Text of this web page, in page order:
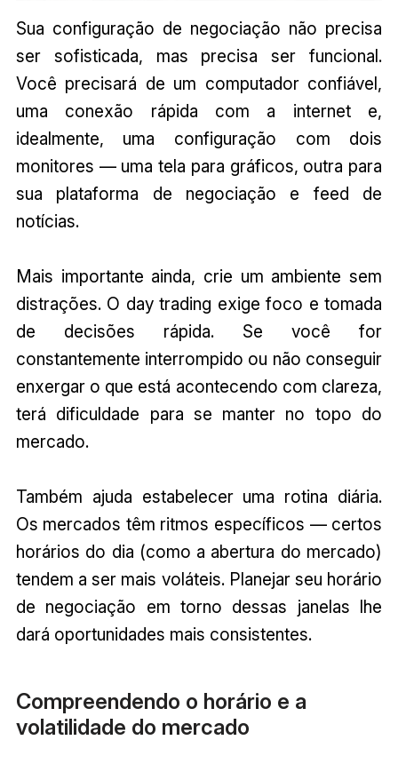
Sua configuração de negociação não precisa
ser sofisticada, mas precisa ser funcional.
Você precisará de um computador confiável,
uma conexão rápida com a internet e,
idealmente, uma configuração com dois
monitores — uma tela para gráficos, outra para
sua plataforma de negociação e feed de
notícias.
Mais importante ainda, crie um ambiente sem
distrações. O day trading exige foco e tomada
de decisões rápida. Se você for
constantemente interrompido ou não conseguir
enxergar o que está acontecendo com clareza,
terá dificuldade para se manter no topo do
mercado.
Também ajuda estabelecer uma rotina diária.
Os mercados têm ritmos específicos — certos
horários do dia (como a abertura do mercado)
tendem a ser mais voláteis. Planejar seu horário
de negociação em torno dessas janelas lhe
dará oportunidades mais consistentes.
Compreendendo o horário e a
volatilidade do mercado